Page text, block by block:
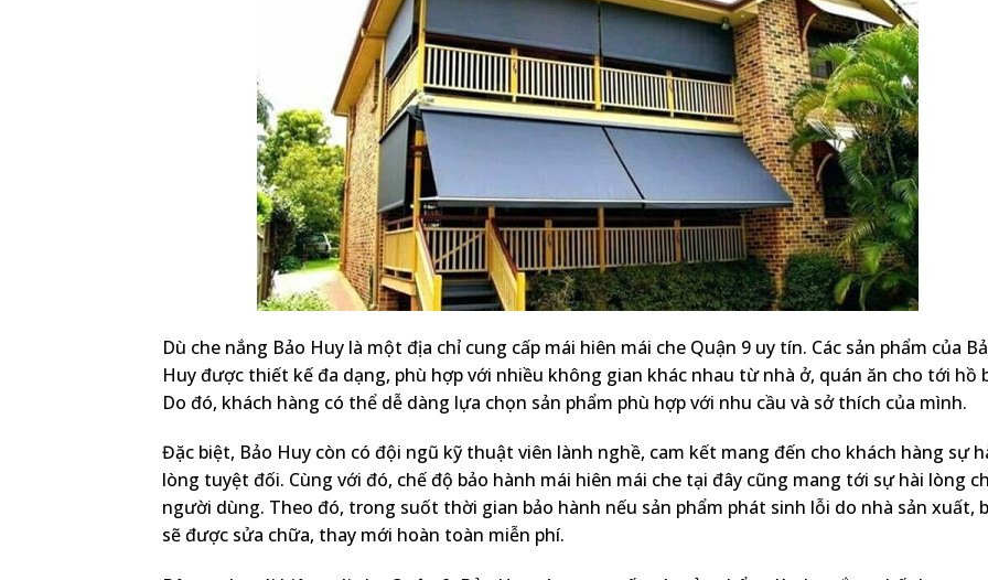
Dù che nắng Bảo Huy là một địa chỉ cung cấp mái hiên mái che Quận 9 uy tín. Các sản phẩm của
Huy được thiết kế đa dạng, phù hợp với nhiều không gian khác nhau từ nhà ở, quán ăn cho tới hồ
Do đó, khách hàng có thể dễ dàng lựa chọn sản phẩm phù hợp với nhu cầu và sở thích của mình.
Đặc biệt, Bảo Huy còn có đội ngũ kỹ thuật viên lành nghề, cam kết mang đến cho khách hàng sự
lòng tuyệt đối. Cùng với đó, chế độ bảo hành mái hiên mái che tại đây cũng mang tới sự hài lòng
người dùng. Theo đó, trong suốt thời gian bảo hành nếu sản phẩm phát sinh lỗi do nhà sản xuất,
sẽ được sửa chữa, thay mới hoàn toàn miễn phí.